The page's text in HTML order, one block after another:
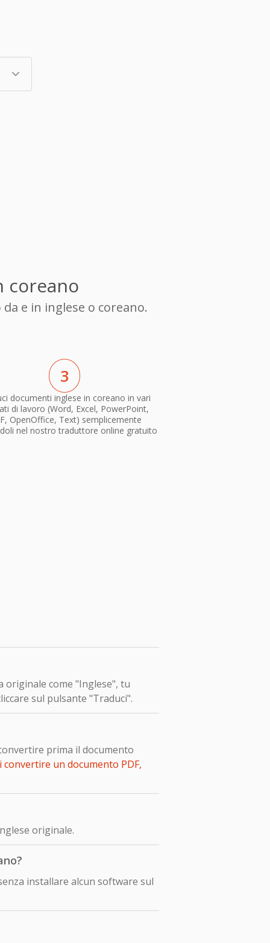
coreano
e in inglese o coreano.
3
documenti inglese in coreano in vari
di lavoro (Word, Excel, PowerPoint,
OpenOffice, Text) semplicemente
nel nostro traduttore online gratuito
come "Inglese", tu
sul pulsante "Traduci".
prima il documento
convertire un documento PDF,
originale.
installare alcun software sul